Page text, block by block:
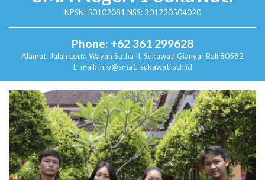
NPSN: 50102081 NSS: 301220504020
Phone: +62 361 299628
Alamat: Jalan Lettu Wayan Sutha II, SukawatiGianyar Bali 80582
E-mail: info@sma1-sukawati.sch.id